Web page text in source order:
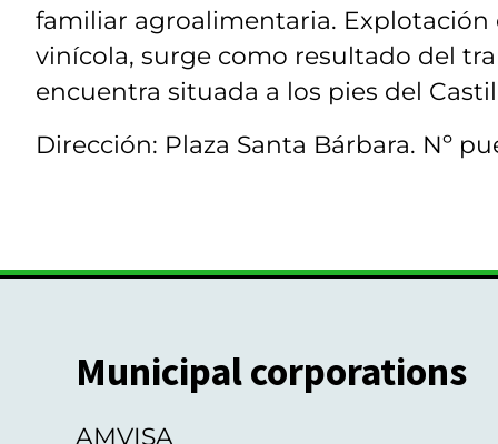
familiar agroalimentaria.
vinícola, surge como resultado del
encuentra situada a los pies del
Dirección: Plaza Santa Bárbara. Nº
Municipal corporations
AMVISA